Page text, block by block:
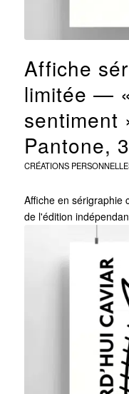
Affiche
limitée —
Pantone,
CRÉATIONS
Affiche en sérigraphie
de l'édition